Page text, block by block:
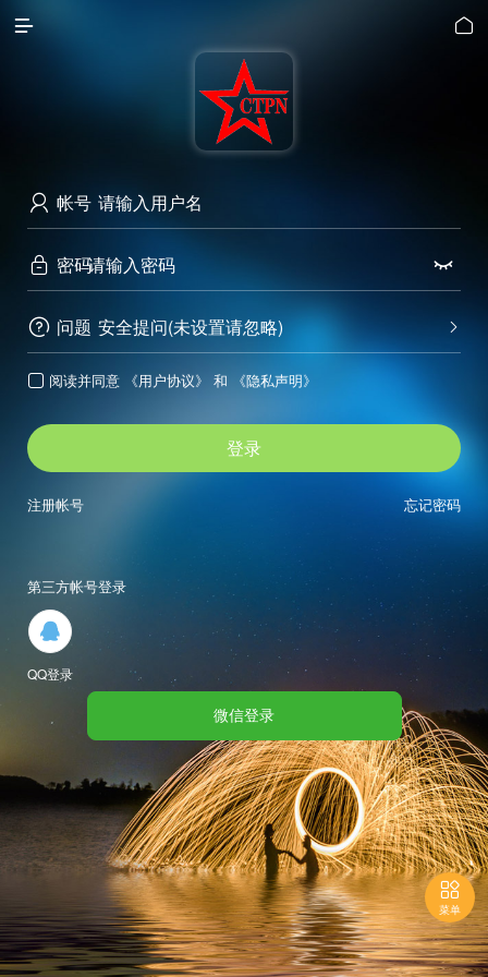
 
 帐号
 密码 
 问题 
安全提问(未设置请忽略)
 阅读并同意 《用户协议》 和 《隐私声明》
登录
忘记密码
注册帐号
第三方帐号登录

QQ登录
微信登录

菜单